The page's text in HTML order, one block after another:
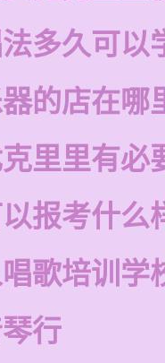
多久可以
的店在哪
里里有必
报考什么
唱歌培训学
行